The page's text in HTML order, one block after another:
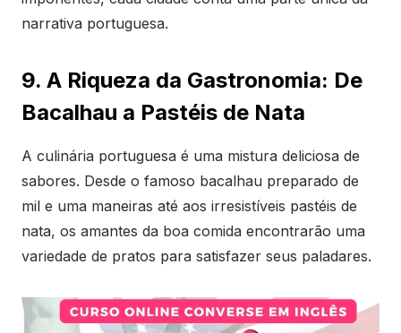
narrativa portuguesa.
9. A Riqueza da Gastronomia: De
Bacalhau a Pastéis de Nata
A culinária portuguesa é uma mistura deliciosa de
sabores. Desde o famoso bacalhau preparado de
mil e uma maneiras até aos irresistíveis pastéis de
nata, os amantes da boa comida encontrarão uma
variedade de pratos para satisfazer seus paladares.